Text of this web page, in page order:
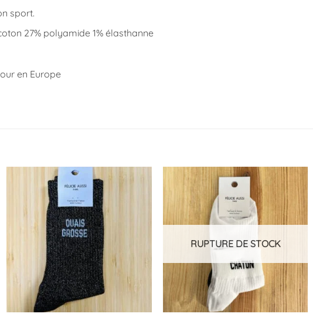
sport.
27% polyamide 1% élasthanne
en Europe
liste
d’envies
RUPTURE DE STOCK